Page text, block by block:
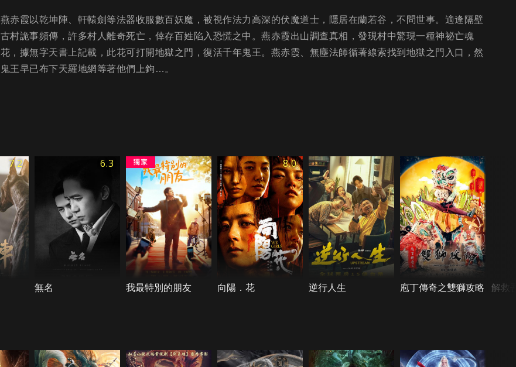
燕赤霞以乾坤陣、軒轅劍等法器收服數百妖魔，被視作法力高深的伏魔道士，隱居在蘭若谷，不問世事。適逢隔壁
古村詭事頻傳，許多村人離奇死亡，倖存百姓陷入恐慌之中。燕赤霞出山調查真相，發現村中驚現一種神祕亡魂
花，據無字天書上記載，此花可打開地獄之門，復活千年鬼王。燕赤霞、無塵法師循著線索找到地獄之門入口，然
鬼王早已布下天羅地網等著他們上鉤…。
7.2 6.3
無名 我最特別的朋友
8.0
向陽．花 逆行人生 庖丁傳奇之雙獅攻略 解救